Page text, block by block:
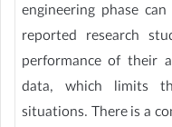
engineering phase
reported research
performance of their
data, which limits
situations. There is a